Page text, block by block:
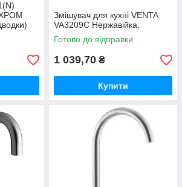
ХРОМ
Змішувач для кухні VENTA
VA3209C Нержавійка.
Готово до відправки
1 039,70 ₴
Купити